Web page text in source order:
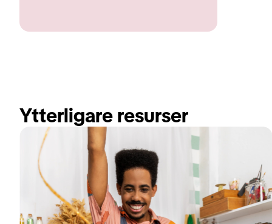
Ytterligare resurser